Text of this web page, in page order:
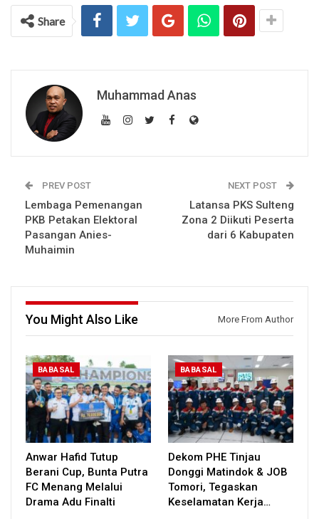
Share
Muhammad Anas
PREV POST
Lembaga Pemenangan
PKB Petakan Elektoral
Pasangan Anies-
Muhaimin
NEXT POST
Latansa PKS Sulteng
Zona 2 Diikuti Peserta
dari 6 Kabupaten
You Might Also Like More From Author
BABASAL
Anwar Hafid Tutup
Berani Cup, Bunta Putra
FC Menang Melalui
Drama Adu Finalti
BABASAL
Dekom PHE Tinjau
Donggi Matindok & JOB
Tomori, Tegaskan
Keselamatan Kerja…